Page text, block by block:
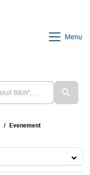
Menu
Evenement